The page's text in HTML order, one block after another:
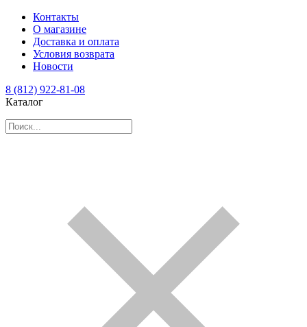
Контакты
О магазине
Доставка и оплата
Условия возврата
Новости
8 (812) 922-81-08
Каталог